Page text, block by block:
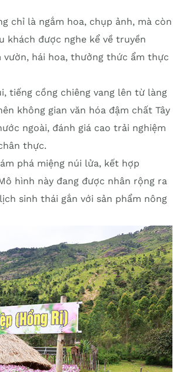
chỉ là ngắm hoa, chụp ảnh, mà còn
khách được nghe kể về truyền
hái hoa, thưởng thức ẩm thực
tiếng cồng chiêng vang lên từ làng
không gian văn hóa đậm chất Tây
ngoài, đánh giá cao trải nghiệm
thực.
phá miệng núi lửa, kết hợp
hình này đang được nhân rộng ra
sinh thái gắn với sản phẩm nông